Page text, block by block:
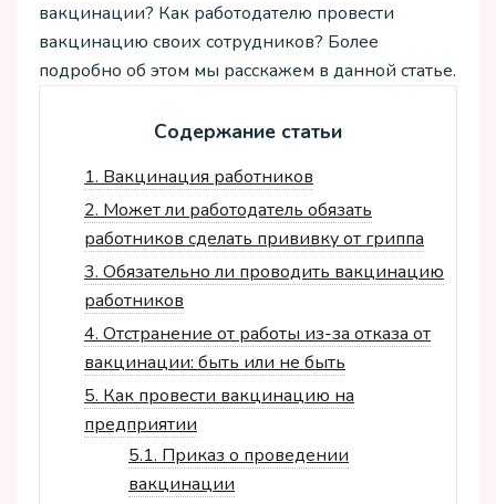
вакцинации? Как работодателю провести
вакцинацию своих сотрудников? Более
подробно об этом мы расскажем в данной статье.
Содержание статьи
1. Вакцинация работников
2. Может ли работодатель обязать
работников сделать прививку от гриппа
3. Обязательно ли проводить вакцинацию
работников
4. Отстранение от работы из-за отказа от
вакцинации: быть или не быть
5. Как провести вакцинацию на
предприятии
5.1. Приказ о проведении
вакцинации